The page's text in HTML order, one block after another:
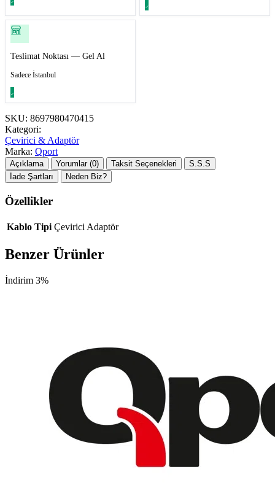
Teslimat Noktası — Gel Al
Sadece İstanbul
SKU: 8697980470415
Kategori:
Çevirici & Adaptör
Marka: Qport
Açıklama Yorumlar (0) Taksit Seçenekleri
S.S.S
İade Şartları
Neden Biz?
Özellikler
Kablo Tipi Çevirici Adaptör
Benzer Ürünler
İndirim 3%